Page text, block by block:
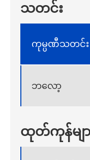
သတင်း
ကုမ္ပဏီသတင်း
ဘလော့
ထုတ်ကုန်မျာ